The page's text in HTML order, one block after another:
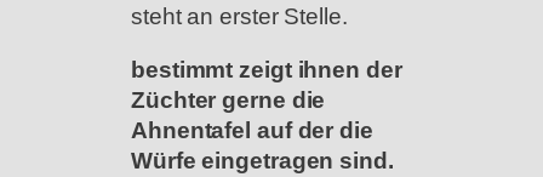
steht an erster Stelle.
bestimmt zeigt ihnen der
Züchter gerne die
Ahnentafel auf der die
Würfe eingetragen sind.